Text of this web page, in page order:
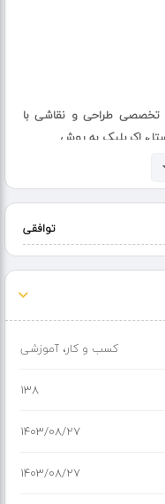
طراحی و نقاشی با
اکریلیک به روش
فیگور و پرتره
توافقی
کسب و کار،آموزشی
138
۱۴۰۳/۰۸/۲۷
۱۴۰۳/۰۸/۲۷